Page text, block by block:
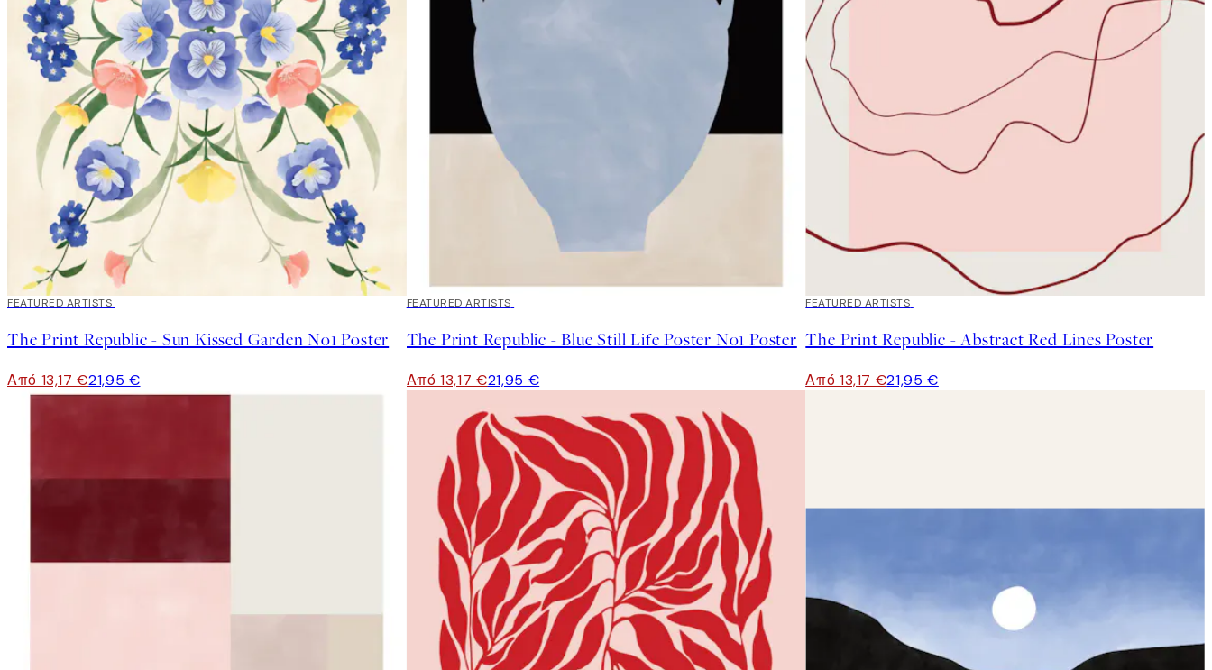
40%*
FEATURED ARTISTS
The Print Republic - Sun Kissed Garden No1 Poster
Από 13,17 €21,95 €
40%*
FEATURED ARTISTS
The Print Republic - Blue Still Life Poster No1 Poster
Από 13,17 €21,95 €
40%*
FEATURED ARTISTS
The Print Republic - Abstract Red Lines Poster
Από 13,17 €21,95 €